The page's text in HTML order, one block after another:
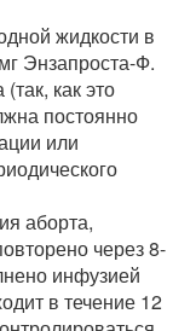
жидкости в
Энзапроста-Ф.
как это
постоянно
или
аборта,
через 8-
инфузией
в течение 12